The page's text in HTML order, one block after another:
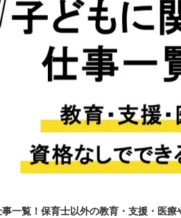
一覧！保育士以外の教育・支援・医